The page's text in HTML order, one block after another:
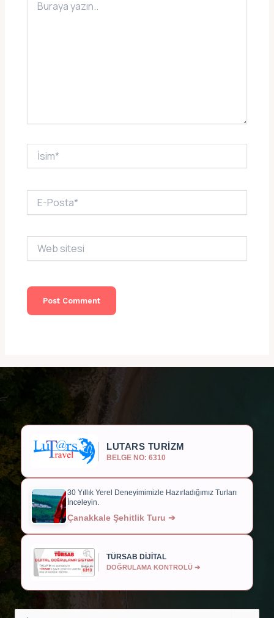
yazın..
İsim*
Posta*
sitesi
LUTARS TURİZM
BELGE NO: 6310
30 Yıllık Yerel Deneyimimizle Hazırladığımız Turları
İnceleyin.
Çanakkale Şehitlik Turu ➔
TÜRSAB DİJİTAL
DOĞRULAMA KONTROLÜ ➔